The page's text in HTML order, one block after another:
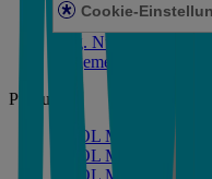
Cookie-
Allg.
Allgemeine
Produkte
COOL MINT Extra
COOL MINT Mild
COOL MINT Intensiv